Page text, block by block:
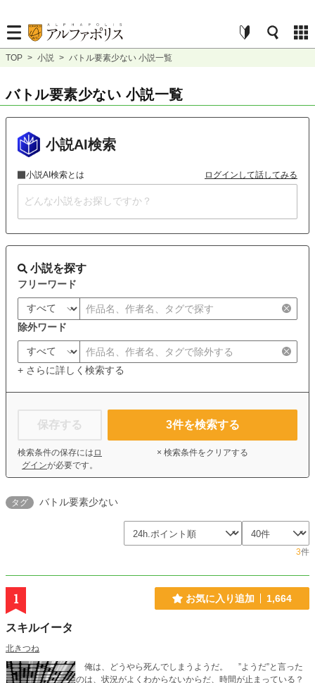
TOP > 小説 > バトル要素少ない 小説一覧
バトル要素少ない 小説一覧
小説AI検索
小説AI検索とは ログインして話してみる
小説を探す
フリーワード
除外ワード
+ さらに詳しく検索する
保存する
検索条件の保存には ロ
グインが必要です。
3件を検索する
× 検索条件をクリアする
タグ バトル要素少ない
3件
1 お気に入り追加 1,664
スキルイータ
北きつね
俺は、どうやら死んでしまうようだ。 ”ようだ”と言った
のは、状況がよくわからないからだ、時間が止まっている？